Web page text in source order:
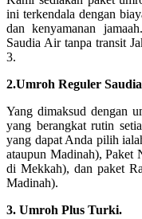
ini terkendala dengan
dan kenyamanan
Saudia Air tanpa transit
3.
2.Umroh Reguler
Yang dimaksud dengan
yang berangkat rutin
yang dapat Anda pilih
ataupun Madinah), Paket
di Mekkah), dan paket
Madinah).
3. Umroh Plus Turki.